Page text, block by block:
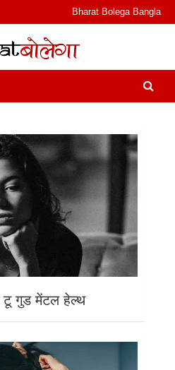
Bharat Bolega Bangla
बोलेगा
और फ़ीचर. भारत बोलेगा हिंदी न्यूज़ वेबसाइट
Podcast I जानकारी भी समझदारी भी
टू गुड मेंटल हेल्थ